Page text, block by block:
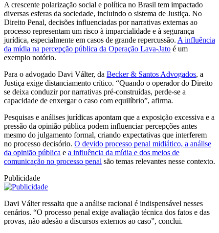
A crescente polarização social e política no Brasil tem impactado
diversas esferas da sociedade, incluindo o sistema de Justiça. No
Direito Penal, decisões influenciadas por narrativas externas ao
processo representam um risco à imparcialidade e à segurança
jurídica, especialmente em casos de grande repercussão. A influência
da mídia na percepção pública da Operação Lava-Jato é um
exemplo notório.
Para o advogado Davi Válter, da Becker & Santos Advogados, a
Justiça exige distanciamento crítico. “Quando o operador do Direito
se deixa conduzir por narrativas pré-construídas, perde-se a
capacidade de enxergar o caso com equilíbrio”, afirma.
Pesquisas e análises jurídicas apontam que a exposição excessiva e a
pressão da opinião pública podem influenciar percepções antes
mesmo do julgamento formal, criando expectativas que interferem
no processo decisório. O devido processo penal midiático, a análise
da opinião pública e a influência da mídia e dos meios de
comunicação no processo penal são temas relevantes nesse contexto.
Publicidade
Davi Válter ressalta que a análise racional é indispensável nesses
cenários. “O processo penal exige avaliação técnica dos fatos e das
provas, não adesão a discursos externos ao caso”, conclui.